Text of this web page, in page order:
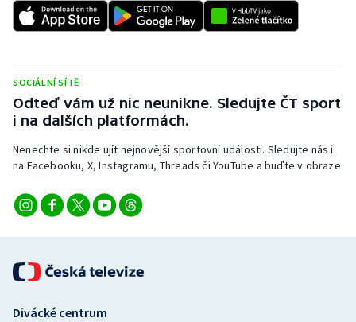
Short track
Stolní tenis
Triatlon
Veslování
Vodní slalom
Volejbal
Ostatní
SOCIÁLNÍ SÍTĚ
Odteď vám už nic neunikne. Sledujte ČT sport
i na dalších platformách.
Nenechte si nikde ujít nejnovější sportovní události. Sledujte nás i
na Facebooku, X, Instagramu, Threads či YouTube a buďte v obraze.
Divácké centrum